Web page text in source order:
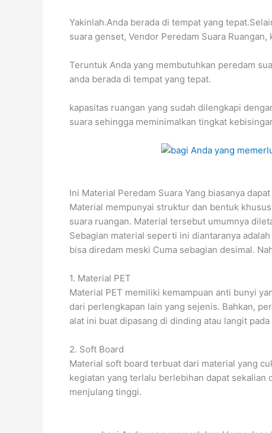
Yakinlah.Anda berada di tempat yang
suara genset, Vendor Peredam Suara
Teruntuk Anda yang membutuhkan peredam
anda berada di tempat yang tepat.
kapasitas ruangan yang sudah dilengkapi
suara sehingga meminimalkan tingkat
Ini Material Peredam Suara Yang biasanya
Material mempunyai struktur dan bentuk
suara ruangan. Material tersebut umumnya
Sebagian material seperti ini diantaranya
bisa diredam meski Cuma sebagian desimal.
1. Material PET
Material PET memiliki kemampuan anti bunyi
dari perlengkapan lain yang sejenis. Bahkan,
alat ini buat dipasang di dinding atau langit pada
2. Soft Board
Material soft board terbuat dari material yang
kegiatan yang terlalu berlebihan dapat
menjulang tinggi.